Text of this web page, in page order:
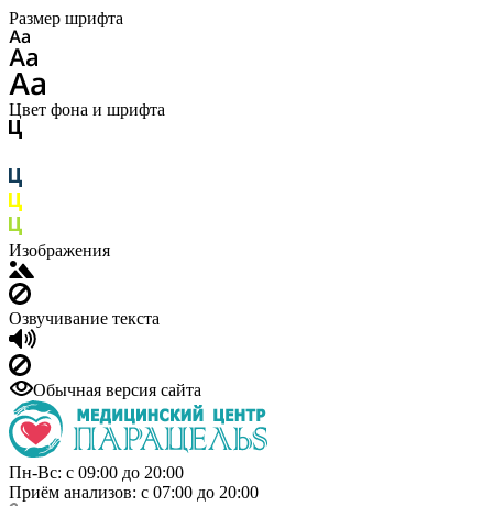
Размер шрифта
Цвет фона и шрифта
Изображения
Озвучивание текста
Обычная версия сайта
Пн-Вс: с 09:00 до 20:00
Приём анализов: с 07:00 до 20:00